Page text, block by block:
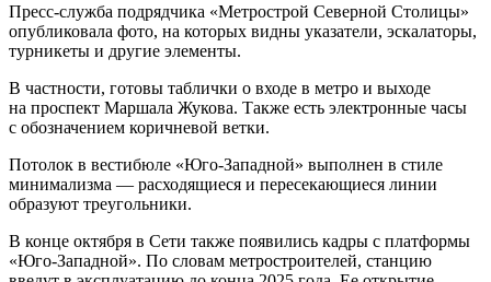
Пресс-служба подрядчика «Метрострой Северной Столицы»
опубликовала фото, на которых видны указатели, эскалаторы,
турникеты и другие элементы.
В частности, готовы таблички о входе в метро и выходе
на проспект Маршала Жукова. Также есть электронные часы
с обозначением коричневой ветки.
Потолок в вестибюле «Юго-Западной» выполнен в стиле
минимализма — расходящиеся и пересекающиеся линии
образуют треугольники.
В конце октября в Сети также появились кадры с платформы
«Юго-Западной». По словам метростроителей, станцию